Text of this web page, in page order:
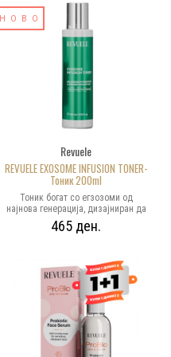
богати со хранливи материи
помагаат во ревитализација на
тенот, подобрување на цврстината
и промовирање на младешки
крем,се топи во кожата,
ослободувајќи долготрајна
смирувачка влажност што помага
зајакнува заштитната бариера и
го остава тенот свеж и
ревитализиран.
НОВО
Revuele
REVUELE EXOSOME INFUSION TONER-
Тоник 200ml
Тоник богат со егзозоми од
најнова генерација, дизајниран да
обезбеди нега богата со хранливи
материи, да ја поддржи бариерата
на центела, збогатени со хранливи
материи, помагаат во
ревитализација на тенот,
подобрувајќи ја цврстината и
Лесен и брзо апсорбирачки,
помага во смирување на
иритацијата, а воедно ги
зголемува нивоата на
465 ден.